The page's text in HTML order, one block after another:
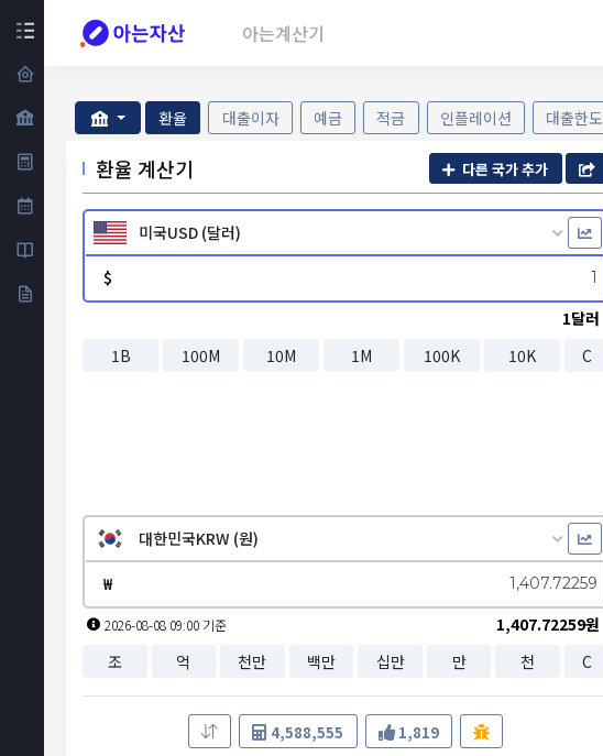
아는계산기
환율 대출이자 예금 적금 인플레이션 대출한도
환율 계산기 다른 국가 추가
미국USD (달러)
$
1달러
1B
100M 10M 1M 100K 10K C
대한민국KRW (원)
₩
2026-08-08 09:00 기준
1,407.72259원
조
억 천만 백만 십만 만 천 C
4,588,555
1,819